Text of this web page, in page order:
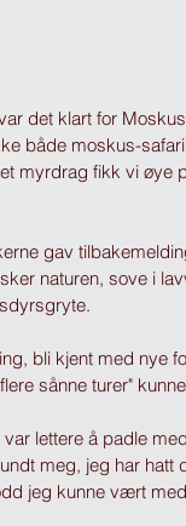
det klart for
både moskus-
myrdrag fikk vi øye
gav
naturen, sove i
bli kjent med nye
sånne turer"
var lettere å padle
meg, jeg har
jeg kunne vært